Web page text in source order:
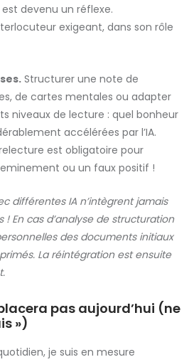
devenu un réflexe.
exigeant, dans son rôle
Structurer une note de
de cartes mentales ou adapter
niveaux de lecture : quel bonheur
accélérées par l’IA.
est obligatoire pour
ou un faux positif !
différentes IA n’intègrent jamais
En cas d’analyse de structuration
des documents initiaux
La réintégration est ensuite
pas aujourd’hui (ne
»)
je suis en mesure